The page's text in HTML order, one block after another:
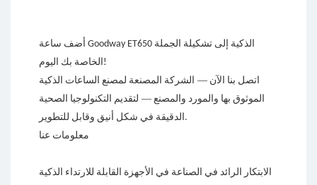
أضف ساعة Goodway ET650 الذكية إلى تشكيلة الجملة
الخاصة بك اليوم!
اتصل بنا الآن — الشركة المصنعة لمصنع الساعات الذكية
الموثوق بها والمورد والمصنع — لتقديم التكنولوجيا الصحية
الدقيقة في شكل أنيق وقابل للتطوير.
معلومات عنا
الابتكار الرائد في الصناعة في الأجهزة القابلة للارتداء الذكية